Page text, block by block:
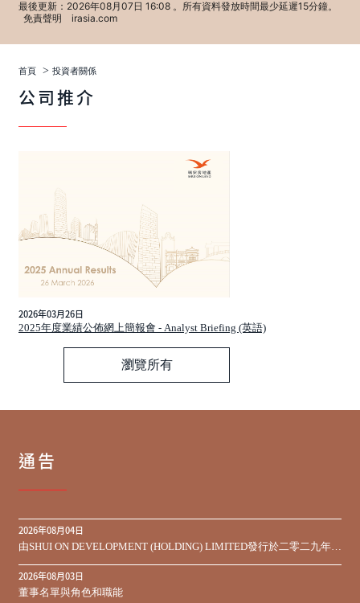
首頁 > 投資者關係
公司推介
2026年03月26日
2025年度業績公佈網上簡報會 - Analyst Briefing (英語)
瀏覽所有
通告
2026年08月04日
由SHUI ON DEVELOPMENT (HOLDING) LIMITED發行於二零二九年到
期之450,000,000美元9.75%優先票據之同意徵求於屆滿期限前收到的
同意結果
2026年08月03日
董事名單與角色和職能